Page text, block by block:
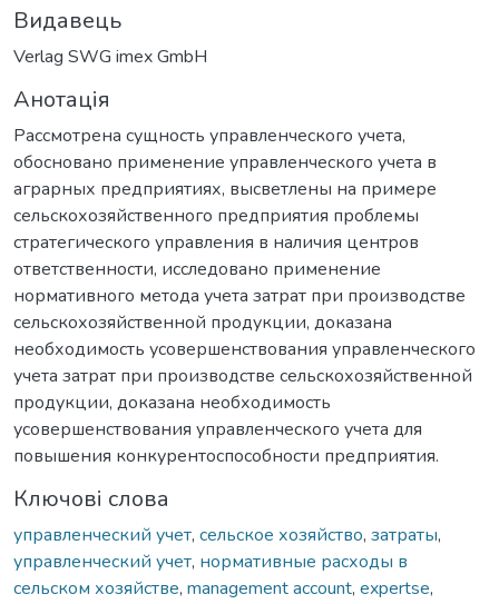
Видавець
Verlag SWG imex GmbH
Анотація
Рассмотрена сущность управленческого учета,
обосновано применение управленческого учета в
аграрных предприятиях, высветлены на примере
сельскохозяйственного предприятия проблемы
стратегического управления в наличия центров
ответственности, исследовано применение
нормативного метода учета затрат при производстве
сельскохозяйственной продукции, доказана
необходимость усовершенствования управленческого
учета затрат при производстве сельскохозяйственной
продукции, доказана необходимость
усовершенствования управленческого учета для
повышения конкурентоспособности предприятия.
Ключові слова
управленческий учет, сельское хозяйство, затраты,
управленческий учет, нормативные расходы в
сельском хозяйстве, management account, expertse,